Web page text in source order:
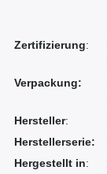
Zertifizierung:
Verpackung:
Hersteller:
Herstellerserie:
Hergestellt in: